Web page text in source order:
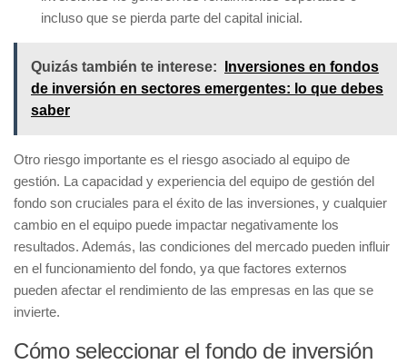
incluso que se pierda parte del capital inicial.
Quizás también te interese:
Inversiones en fondos
de inversión en sectores emergentes: lo que debes
saber
Otro riesgo importante es el riesgo asociado al equipo de
gestión. La capacidad y experiencia del equipo de gestión del
fondo son cruciales para el éxito de las inversiones, y cualquier
cambio en el equipo puede impactar negativamente los
resultados. Además, las condiciones del mercado pueden influir
en el funcionamiento del fondo, ya que factores externos
pueden afectar el rendimiento de las empresas en las que se
invierte.
Cómo seleccionar el fondo de inversión